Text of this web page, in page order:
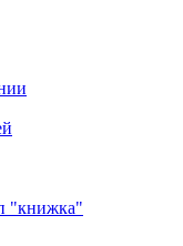
"книжка"